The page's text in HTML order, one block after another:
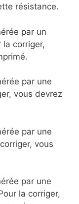
résistance.
par un
corriger,
par une
vous devrez
par une
vous
par une
la corriger,